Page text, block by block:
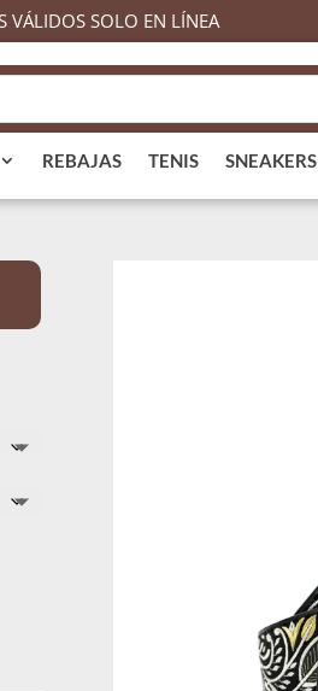
VÁLIDOS SOLO EN LÍNEA
REBAJAS TENIS SNEAKERS